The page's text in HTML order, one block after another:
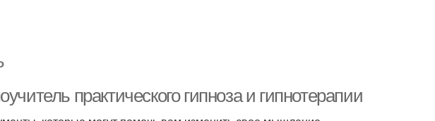
практического гипноза и гипнотерапии